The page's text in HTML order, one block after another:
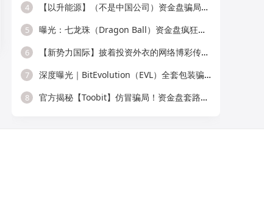
4 【以升能源】（不是中国公司）资金盘骗局，境外诈骗园区所开，单割会员，即
5 曝光：七龙珠（Dragon Ball）资金盘疯狂蔓延，湖南怀化、新化已成高危重灾区，
6 【新势力国际】披着投资外衣的网络博彩传销骗局！
7 深度曝光｜BitEvolution（EVL）全套包装骗局！标准庞氏资金盘，多层拉人头 + 逆天
8 官方揭秘【Toobit】仿冒骗局！资金盘套路清晰，普通人别再上当！